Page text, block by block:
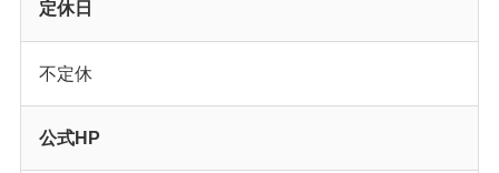
定休日
不定休
公式HP